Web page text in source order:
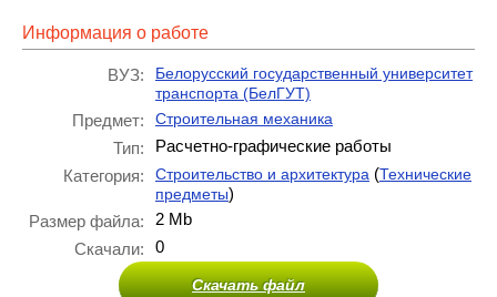
Информация о работе
ВУЗ:
Белорусский государственный университет
транспорта (БелГУТ)
Предмет: Строительная механика
Тип:
Расчетно-графические работы
Категория:
Строительство и архитектура (Технические
предметы)
Размер файла:
2 Mb
Скачали:
0
Скачать файл